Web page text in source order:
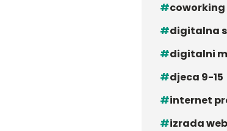
coworking
digitalna
digitalni
djeca 9-15
internet
izrada